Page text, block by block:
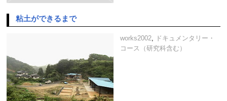
粘土ができるまで
works2002,
ドキュメンタリー・
コース（研究科含む）